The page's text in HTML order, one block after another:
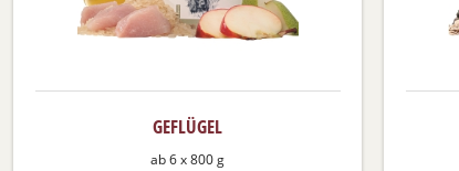
GEFLÜGEL
ab 6 x 800 g